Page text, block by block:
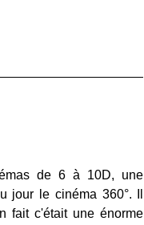
de 6 à 10D, une
jour le cinéma 360°. Il
fait c'était une énorme